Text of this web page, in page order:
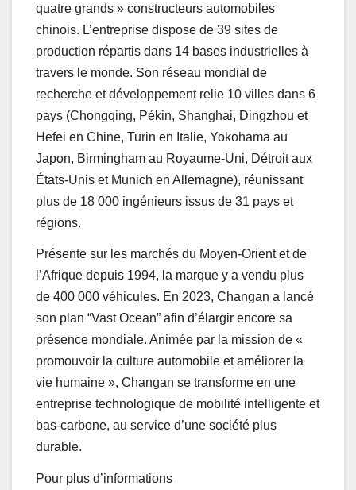
quatre grands » constructeurs automobiles
chinois. L’entreprise dispose de 39 sites de
production répartis dans 14 bases industrielles à
travers le monde. Son réseau mondial de
recherche et développement relie 10 villes dans 6
pays (Chongqing, Pékin, Shanghai, Dingzhou et
Hefei en Chine, Turin en Italie, Yokohama au
Japon, Birmingham au Royaume-Uni, Détroit aux
États-Unis et Munich en Allemagne), réunissant
plus de 18 000 ingénieurs issus de 31 pays et
régions.
Présente sur les marchés du Moyen-Orient et de
l’Afrique depuis 1994, la marque y a vendu plus
de 400 000 véhicules. En 2023, Changan a lancé
son plan “Vast Ocean” afin d’élargir encore sa
présence mondiale. Animée par la mission de «
promouvoir la culture automobile et améliorer la
vie humaine », Changan se transforme en une
entreprise technologique de mobilité intelligente et
bas-carbone, au service d’une société plus
durable.
Pour plus d’informations